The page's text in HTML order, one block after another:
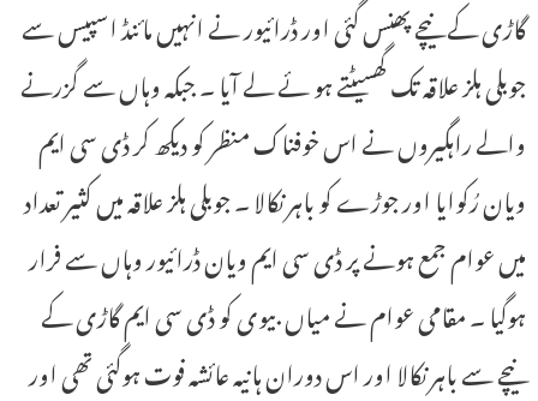
گاڑی کے نیچے پھنس گئی اور ڈرائیور نے انہیں مائنڈ اسپیس سے
جوبلی ہلز علاقہ تک گھسیٹتے ہو ئے لے آیا ۔ جبکہ وہاں سے گزرنے
والے راہگیروں نے اس خوفناک منظر کو دیکھ کر ڈی سی ایم
ویان رُکوایا اور جوڑے کو باہر نکالا ۔ جوبلی ہلز علاقہ میں کثیر تعداد
میں عوام جمع ہونے پر ڈی سی ایم ویان ڈرائیور وہاں سے فرار
ہوگیا ۔ مقامی عوام نے میاں بیوی کو ڈی سی ایم گاڑی کے
نیچے سے باہر نکالا اور اس دوران ہانیہ عائشہ فوت ہوگئی تھی اور